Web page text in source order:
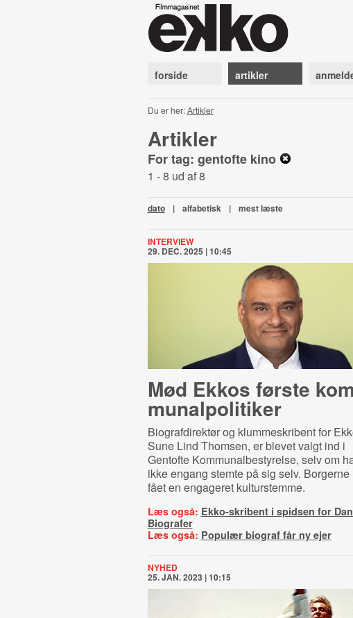
forside artikler
Du er her:Artikler
Artikler
For tag: gentofte kino
1 - 8 ud af 8
dato | alfabetisk | mest læste
INTERVIEW
29. DEC. 2025 | 10:45
Mød Ekkos første
mu­nal­po­li­ti­ker
Biografdirektør og klummeskribent for
Sune Lind Thomsen, er blevet valgt ind i
Gentofte Kommunalbestyrelse, selv om
ikke engang stemte på sig selv. Borgerne
fået en engageret kulturstemme.
Læs også: Ekko-skribent i spidsen for
Biografer
Læs også: Populær biograf får ny ejer
NYHED
25. JAN. 2023 | 10:15